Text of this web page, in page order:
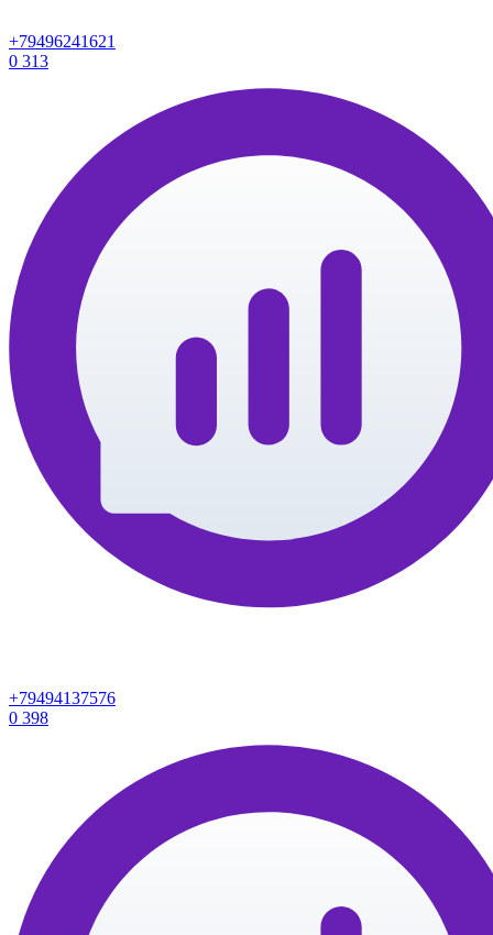
+79496241621
0 313
+79494137576
0 398